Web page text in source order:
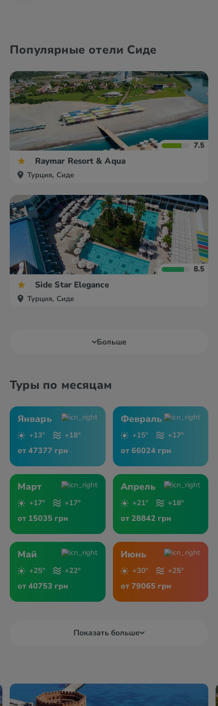
Популярные отели Сиде
7.5
Raymar Resort & Aqua
Турция, Сиде
8.5
Side Star Elegance
Турция, Сиде
Больше
Туры по месяцам
Январь
+13° +18°
от 47377 грн
Февраль
+15° +17°
от 66024 грн
Март
+17° +17°
от 15035 грн
Апрель
+21° +18°
от 28842 грн
Май
+25° +22°
от 40753 грн
Июнь
+30° +25°
от 79065 грн
Показать больше